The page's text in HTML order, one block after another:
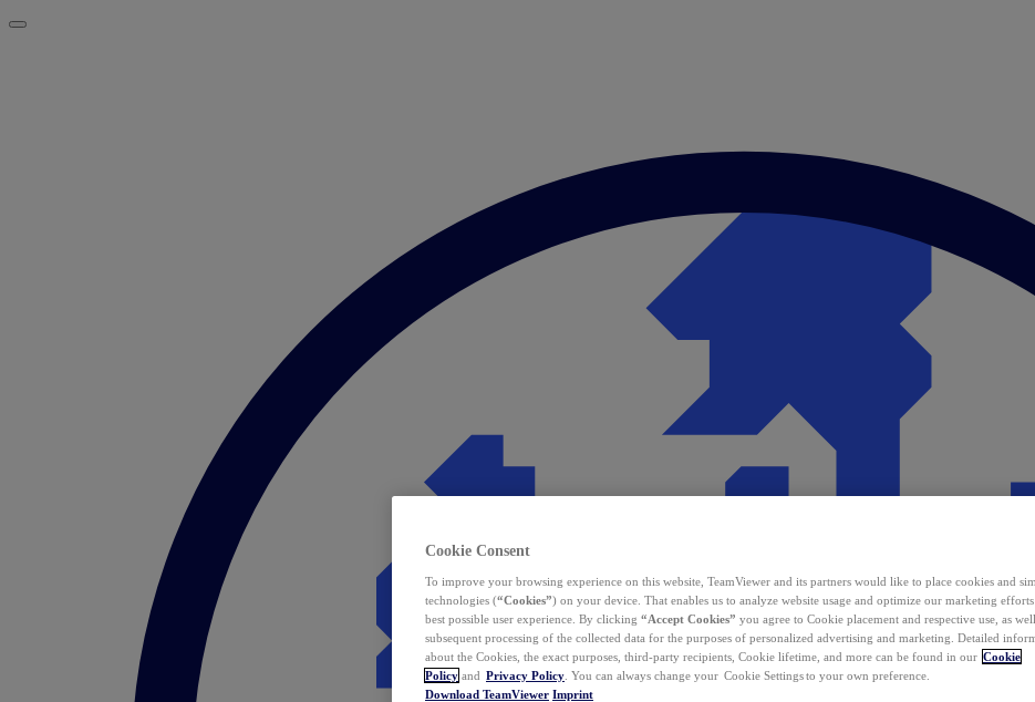
Cookie Consent
To improve your browsing experience on this website, TeamViewer and its partners would like to place cookies and
technologies (“Cookies”) on your device. That enables us to analyze website usage and optimize our marketing
best possible user experience. By clicking “Accept Cookies” you agree to Cookie placement and respective use, as
subsequent processing of the collected data for the purposes of personalized advertising and marketing. Detailed
about the Cookies, the exact purposes, third-party recipients, Cookie lifetime, and more can be found in our Cookie
Policy and Privacy Policy . You can always change your Cookie Settings to your own preference.
Download TeamViewer Imprint